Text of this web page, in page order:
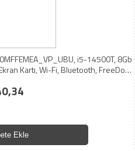
i5-14500T, 8Gb
Kartı, Wi-Fi, Bluetooth, FreeDos,
Ekle